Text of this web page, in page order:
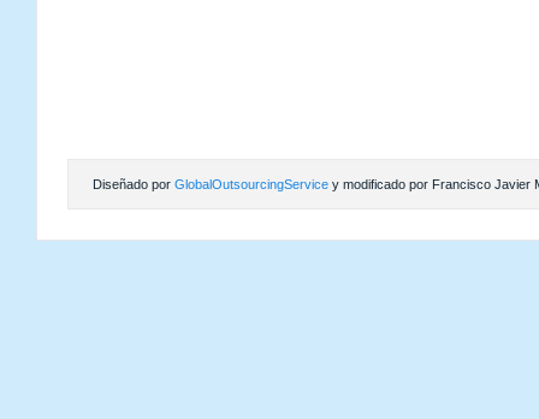
Diseñado por GlobalOutsourcingService y modificado por Francisco Javier